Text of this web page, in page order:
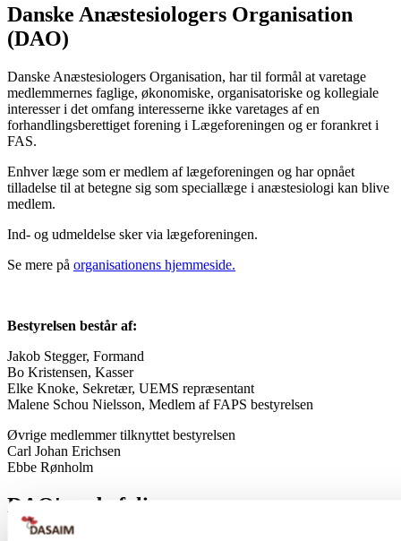
Danske Anæstesiologers Organisation
(DAO)
Danske Anæstesiologers Organisation, har til formål at varetage
medlemmernes faglige, økonomiske, organisatoriske og kollegiale
interesser i det omfang interesserne ikke varetages af en
forhandlingsberettiget forening i Lægeforeningen og er forankret i
FAS.
Enhver læge som er medlem af lægeforeningen og har opnået
tilladelse til at betegne sig som speciallæge i anæstesiologi kan blive
medlem.
Ind- og udmeldelse sker via lægeforeningen.
Se mere på organisationens hjemmeside.
Bestyrelsen består af:
Jakob Stegger, Formand
Bo Kristensen, Kasser
Elke Knoke, Sekretær, UEMS repræsentant
Malene Schou Nielsson, Medlem af FAPS bestyrelsen
Øvrige medlemmer tilknyttet bestyrelsen
Carl Johan Erichsen
Ebbe Rønholm
DAO's anbefalinger